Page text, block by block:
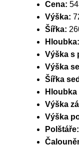
Cena:
Výška:
Šířka:
Hloubka:
Výška s
Výška
Šířka
Hloubka
Výška
Výška
Polštáře: